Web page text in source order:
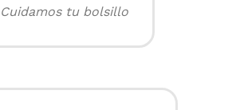
Cuidamos tu bolsillo